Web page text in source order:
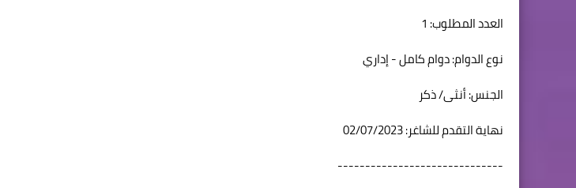
العدد المطلوب: 1
نوع الدوام: دوام كامل - إداري
الجنس: أنثى/ ذكر
نهاية التقدم للشاغر: 02/07/2023
------------------------------